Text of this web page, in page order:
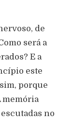
de
será a
E a
este
porque
memória
no